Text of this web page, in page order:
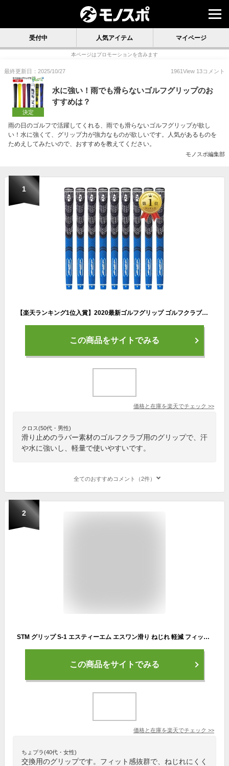
受付中 人気アイテム マイページ
本ページはプロモーションを含みます
最終更新日：2025/10/27 1961View 13コメント
決定
水に強い！雨でも滑らないゴルフグリップのお
すすめは？
雨の日のゴルフで活躍してくれる、雨でも滑らないゴルフグリップが欲し
い！水に強くて、グリップ力が強力なものが欲しいです。人気があるものを
ためえしてみたいので、おすすめを教えてください。
モノスポ編集部
1
【楽天ランキング1位入賞】2020最新ゴルフグリップ ゴルフクラブグリップ ゴルフクラブ用パーツ 滑り止めラバーアイアン用 バックライン無 軽量 両面テープ付き 9本セット 青 MDM(ブルー)
この商品をサイトでみる
価格と在庫を楽天でチェック >>
クロス(50代・男性)
滑り止めのラバー素材のゴルフクラブ用のグリップで、汗
や水に強いし、軽量で使いやすいです。
全てのおすすめコメント（2件）
2
STM グリップ S-1 エスティーエム エスワン滑り ねじれ 軽減 フィット感雨 汗に強い エラストマー樹脂ゴルフ用品 ゴルフ グリップ交換LITE(ライト)GR-1
この商品をサイトでみる
価格と在庫を楽天でチェック >>
ちょプラ(40代・女性)
交換用のグリップです。フィット感抜群で、ねじれにくく